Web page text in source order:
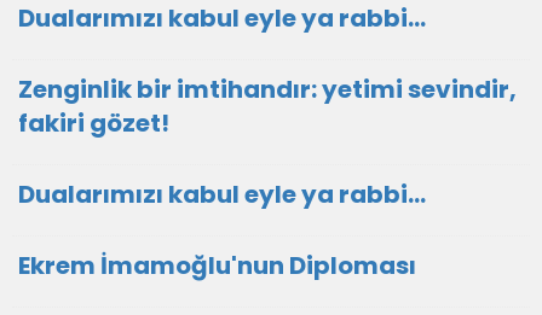
Dualarımızı kabul eyle ya rabbi...
Zenginlik bir imtihandır: yetimi sevindir,
fakiri gözet!
Dualarımızı kabul eyle ya rabbi...
Ekrem İmamoğlu'nun Diploması